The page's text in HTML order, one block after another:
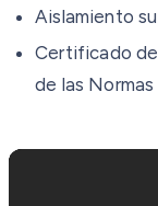
Aislamiento
Certificado
de las Normas